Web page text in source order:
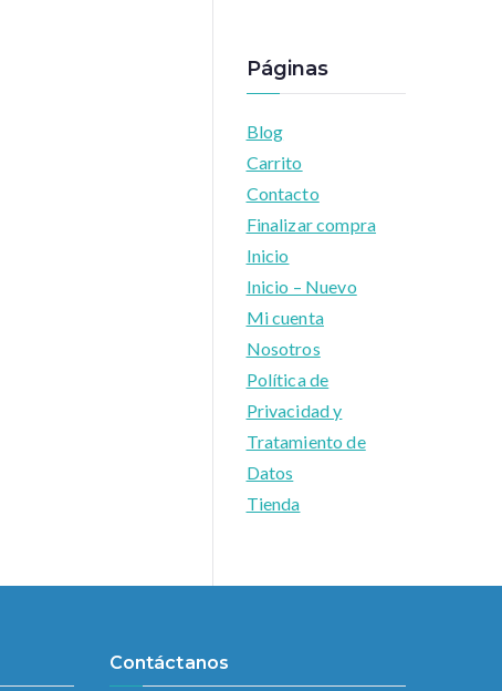
Páginas
Blog
Carrito
Contacto
Finalizar compra
Inicio
Inicio – Nuevo
Mi cuenta
Nosotros
Política de
Privacidad y
Tratamiento de
Datos
Tienda
Contáctanos